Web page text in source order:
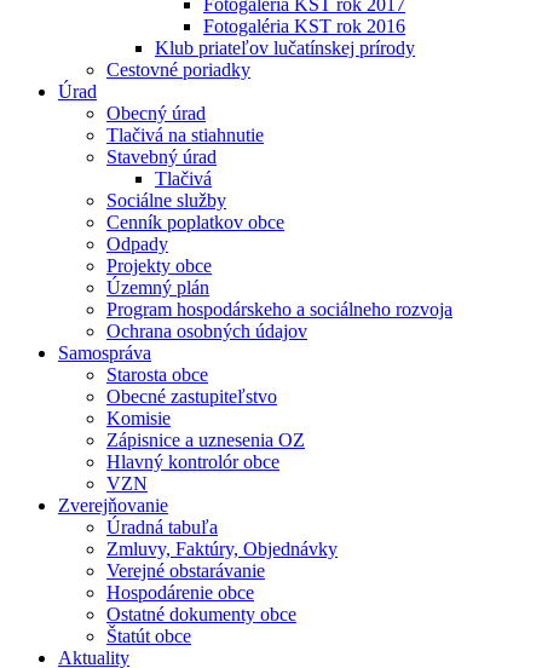
Fotogaléria KST rok 2017
Fotogaléria KST rok 2016
Klub priateľov lučatínskej prírody
Cestovné poriadky
Úrad
Obecný úrad
Tlačivá na stiahnutie
Stavebný úrad
Tlačivá
Sociálne služby
Cenník poplatkov obce
Odpady
Projekty obce
Územný plán
Program hospodárskeho a sociálneho rozvoja
Ochrana osobných údajov
Samospráva
Starosta obce
Obecné zastupiteľstvo
Komisie
Zápisnice a uznesenia OZ
Hlavný kontrolór obce
VZN
Zverejňovanie
Úradná tabuľa
Zmluvy, Faktúry, Objednávky
Verejné obstarávanie
Hospodárenie obce
Ostatné dokumenty obce
Štatút obce
Aktuality